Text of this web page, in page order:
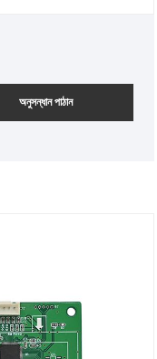
অনুসন্ধান পাঠান